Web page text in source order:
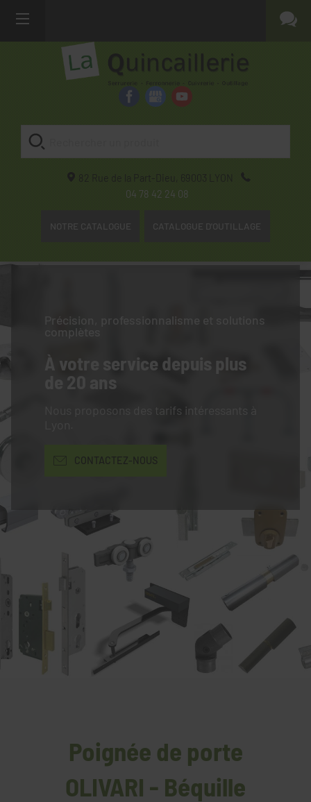
82 Rue de la Part-Dieu, 69003
LYON
04 78 42 24 08
NOTRE CATALOGUE CATALOGUE D'OUTILLAGE
Précision, professionnalisme et solutions
complètes
À votre service depuis plus
de 20 ans
Nous proposons des tarifs intéressants à
CONTACTEZ-NOUS
Poignée de porte
OLIVARI - Béquille